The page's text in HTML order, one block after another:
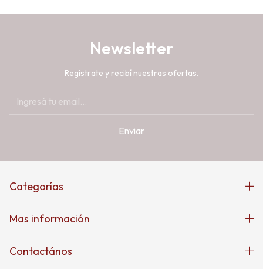
Newsletter
Registrate y recibí nuestras ofertas.
Categorías
Mas información
Contactános